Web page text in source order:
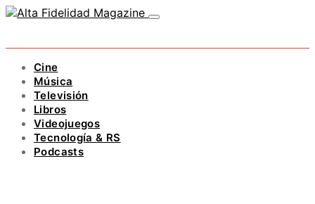
Cine
Música
Televisión
Libros
Videojuegos
Tecnología & RS
Podcasts